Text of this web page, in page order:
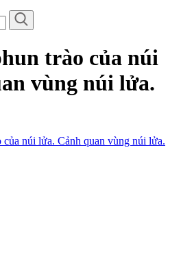
trào của núi
vùng núi lửa.
núi lửa. Cảnh quan vùng núi lửa.